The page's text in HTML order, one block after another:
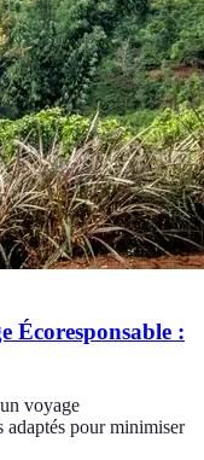
Écoresponsable :
voyage
adaptés pour minimiser